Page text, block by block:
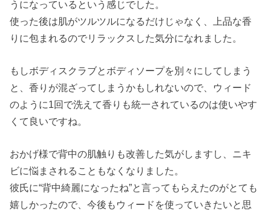
うになっているという感じでした。
使った後は肌がツルツルになるだけじゃなく、上品な香
りに包まれるのでリラックスした気分になれました。
もしボディスクラブとボディソープを別々にしてしまう
と、香りが混ざってしまうかもしれないので、ウィード
のように1回で洗えて香りも統一されているのは使いやす
くて良いですね。
おかげ様で背中の肌触りも改善した気がしますし、ニキ
ビに悩まされることもなくなりました。
彼氏に“背中綺麗になったね”と言ってもらえたのがとても
嬉しかったので、今後もウィードを使っていきたいと思